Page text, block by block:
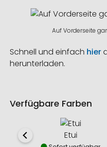
Auf Vorderseite
Schnell und einfach hier
herunterladen.
Verfügbare Farben
Etui